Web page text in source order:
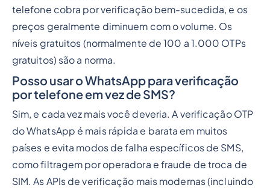
telefone cobra por verificação bem-sucedida, e os
preços geralmente diminuem com o volume. Os
níveis gratuitos (normalmente de 100 a 1.000 OTPs
gratuitos) são a norma.
Posso usar o WhatsApp para verificação
por telefone em vez de SMS?
Sim, e cada vez mais você deveria. A verificação OTP
do WhatsApp é mais rápida e barata em muitos
países e evita modos de falha específicos de SMS,
como filtragem por operadora e fraude de troca de
SIM. As APIs de verificação mais modernas (incluindo